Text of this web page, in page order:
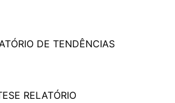
DE TENDÊNCIAS
RELATÓRIO